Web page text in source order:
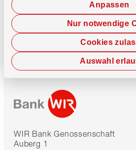
Cookies
Anpassen
Auswahl
Nur notwendige
Jetzt chatten
WIR Bank Genossenschaft
Auberg 1